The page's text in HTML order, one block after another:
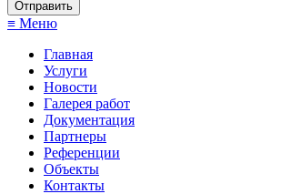
≡ Меню
Главная
Услуги
Новости
Галерея работ
Документация
Партнеры
Референции
Объекты
Контакты